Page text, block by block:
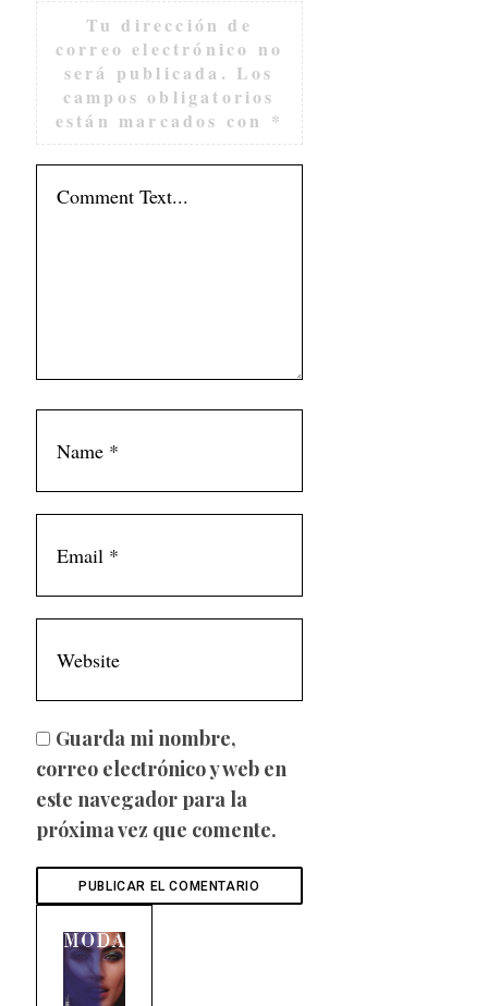
Tu dirección de
correo electrónico no
será publicada. Los
campos obligatorios
están marcados con *
Guarda mi nombre,
correo electrónico y web en
este navegador para la
próxima vez que comente.